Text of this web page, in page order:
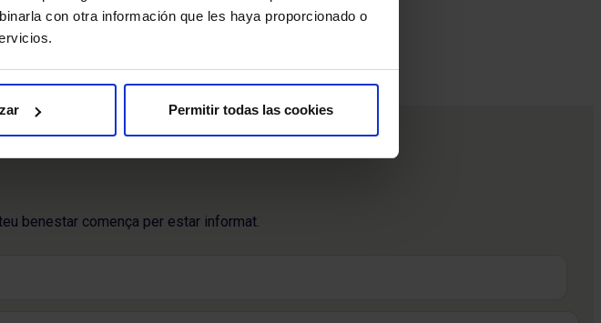
con otra información que les haya proporcionado o
Permitir todas las cookies
4 5
benestar comença per estar informat.